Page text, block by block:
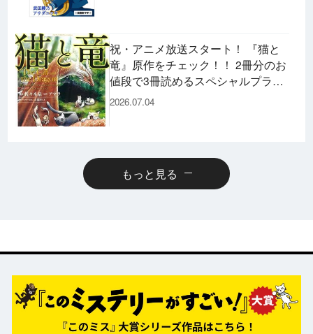
祝・アニメ放送スタート！ 『猫と
竜』原作をチェック！！ 2冊分のお
値段で3冊読めるスペシャルプライ
スパックのコミックスも発売！
2026.07.04
もっと見る